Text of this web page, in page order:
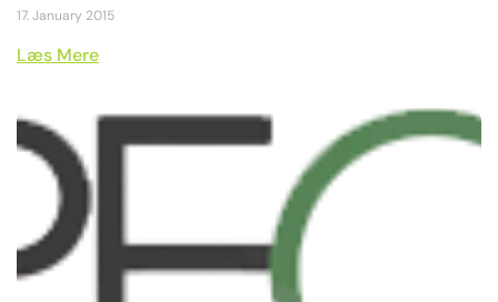
17. January 2015
Læs Mere